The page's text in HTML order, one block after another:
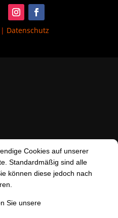
| Datenschutz
Cookies auf unserer
Standardmäßig sind alle
können diese jedoch nach
Sie unsere